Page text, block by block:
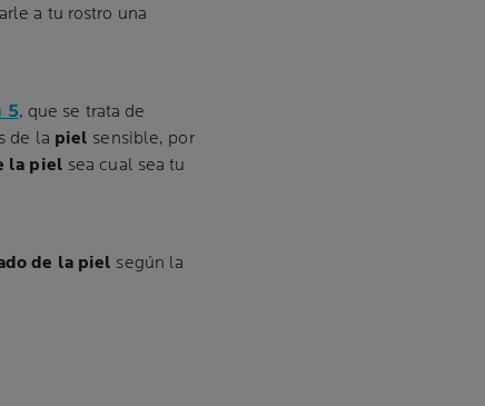
a tu rostro una
5, que se trata de
de la piel sensible, por
la piel sea cual sea tu
de la piel según la